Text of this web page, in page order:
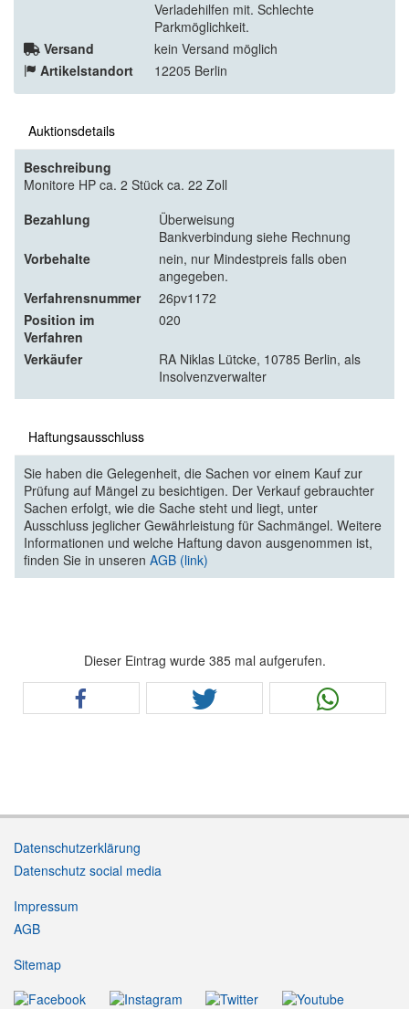
Verladehilfen mit. Schlechte
Parkmöglichkeit.
Versand
kein Versand möglich
Artikelstandort
12205 Berlin
Auktionsdetails
Beschreibung
Monitore HP ca. 2 Stück ca. 22 Zoll
Bezahlung
Überweisung
Bankverbindung siehe Rechnung
Vorbehalte
nein, nur Mindestpreis falls oben
angegeben.
Verfahrensnummer
26pv1172
Position im
Verfahren
020
Verkäufer
RA Niklas Lütcke, 10785 Berlin, als
Insolvenzverwalter
Haftungsausschluss
Sie haben die Gelegenheit, die Sachen vor einem Kauf zur
Prüfung auf Mängel zu besichtigen. Der Verkauf gebrauchter
Sachen erfolgt, wie die Sache steht und liegt, unter
Ausschluss jeglicher Gewährleistung für Sachmängel. Weitere
Informationen und welche Haftung davon ausgenommen ist,
finden Sie in unseren AGB (link)
Dieser Eintrag wurde 385 mal aufgerufen.
Datenschutzerklärung
Datenschutz social media
Impressum
AGB
Sitemap